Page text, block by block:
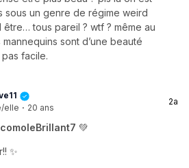
sous un genre de régime weird
être… tous pareil ? wtf ? même au
mannequins sont d’une beauté
pas facile.
elle · 20 ans
2a
💚
✨